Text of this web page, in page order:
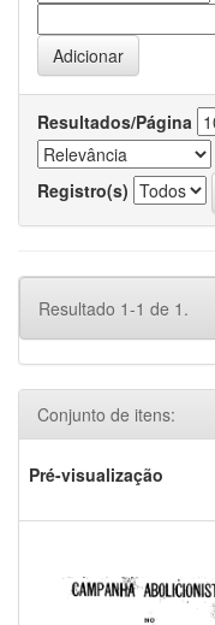
Resultados/Página
Registro(s)
Resultado 1-1 de 1.
Conjunto de itens:
Pré-visualização